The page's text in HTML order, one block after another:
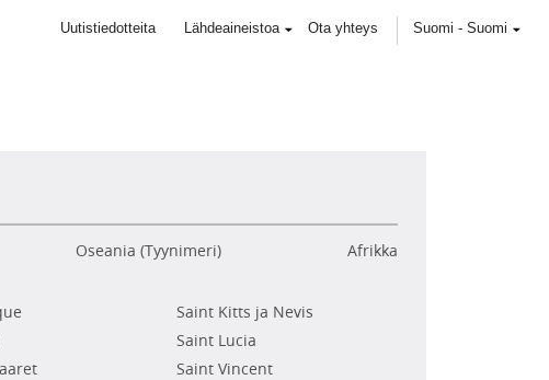
Uutistiedotteita Lähdeaineistoa Ota yhteys Suomi - Suomi
Oseania (Tyynimeri) Afrikka
Saint Kitts ja Nevis
Saint Lucia
Saint Vincent